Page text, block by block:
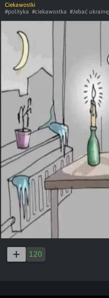
Ciekawostki
#polityka #ciekawostka #Jebać ukrainę
120